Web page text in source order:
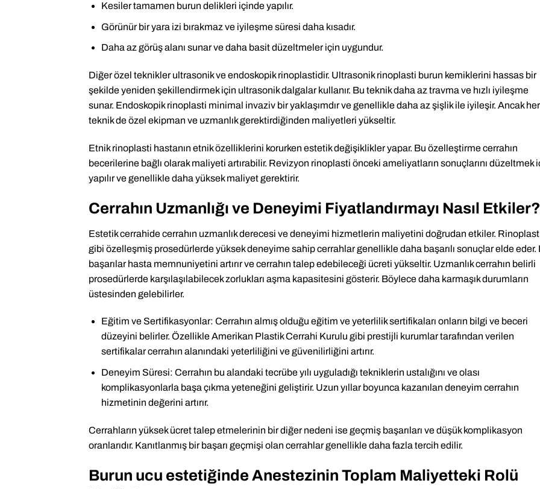
Kesiler tamamen burun delikleri içinde yapılır.
Görünür bir yara izi bırakmaz ve iyileşme süresi daha kısadır.
Daha az görüş alanı sunar ve daha basit düzeltmeler için uygundur.
Diğer özel teknikler ultrasonik ve endoskopik rinoplastidir. Ultrasonik rinoplasti burun kemiklerini hassas bir
şekilde yeniden şekillendirmek için ultrasonik dalgalar kullanır. Bu teknik daha az travma ve hızlı iyileşme
sunar. Endoskopik rinoplasti minimal invaziv bir yaklaşımdır ve genellikle daha az şişlik ile iyileşir. Ancak
teknik de özel ekipman ve uzmanlık gerektirdiğinden maliyetleri yükseltir.
Etnik rinoplasti hastanın etnik özelliklerini korurken estetik değişiklikler yapar. Bu özelleştirme cerrahın
becerilerine bağlı olarak maliyeti artırabilir. Revizyon rinoplasti önceki ameliyatların sonuçlarını düzeltmek
yapılır ve genellikle daha yüksek maliyet gerektirir.
Cerrahın Uzmanlığı ve Deneyimi Fiyatlandırmayı Nasıl Etkiler?
Estetik cerrahide cerrahın uzmanlık derecesi ve deneyimi hizmetlerin maliyetini doğrudan etkiler.
gibi özelleşmiş prosedürlerde yüksek deneyime sahip cerrahlar genellikle daha başarılı sonuçlar elde eder.
başarılar hasta memnuniyetini artırır ve cerrahın talep edebileceği ücreti yükseltir. Uzmanlık cerrahın belirli
prosedürlerde karşılaşılabilecek zorlukları aşma kapasitesini gösterir. Böylece daha karmaşık durumların
üstesinden gelebilirler.
Eğitim ve Sertifikasyonlar: Cerrahın almış olduğu eğitim ve yeterlilik sertifikaları onların bilgi ve beceri
düzeyini belirler. Özellikle Amerikan Plastik Cerrahi Kurulu gibi prestijli kurumlar tarafından verilen
sertifikalar cerrahın alanındaki yeterliliğini ve güvenilirliğini artırır.
Deneyim Süresi: Cerrahın bu alandaki tecrübe yılı uyguladığı tekniklerin ustalığını ve olası
komplikasyonlarla başa çıkma yeteneğini geliştirir. Uzun yıllar boyunca kazanılan deneyim cerrahın
hizmetinin değerini artırır.
Cerrahların yüksek ücret talep etmelerinin bir diğer nedeni ise geçmiş başarıları ve düşük komplikasyon
oranlarıdır. Kanıtlanmış bir başarı geçmişi olan cerrahlar genellikle daha fazla tercih edilir.
Burun ucu estetiğinde Anestezinin Toplam Maliyetteki Rolü